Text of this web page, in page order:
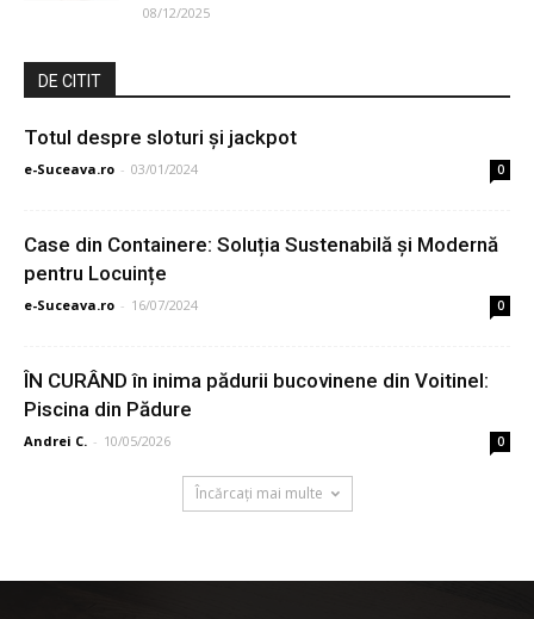
08/12/2025
DE CITIT
Totul despre sloturi și jackpot
e-Suceava.ro - 03/01/2024 0
Case din Containere: Soluția Sustenabilă și Modernă
pentru Locuințe
e-Suceava.ro - 16/07/2024 0
ÎN CURÂND în inima pădurii bucovinene din Voitinel:
Piscina din Pădure
Andrei C. - 10/05/2026 0
Încărcați mai multe